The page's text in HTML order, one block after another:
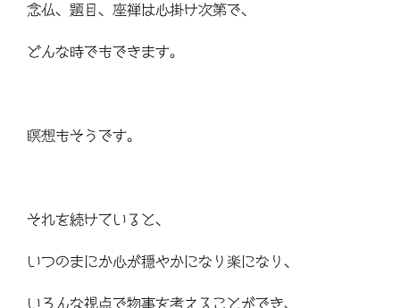
念仏、題目、座禅は心掛け次第で、
どんな時でもできます。
瞑想もそうです。
それを続けていると、
いつのまにか心が穏やかになり楽になり、
いろんな視点で物事を考えることができ、